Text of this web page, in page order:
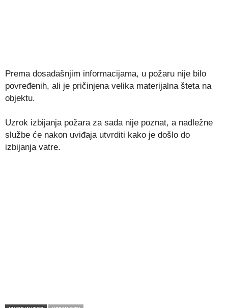
Prema dosadašnjim informacijama, u požaru nije bilo
povređenih, ali je pričinjena velika materijalna šteta na
objektu.
Uzrok izbijanja požara za sada nije poznat, a nadležne
službe će nakon uviđaja utvrditi kako je došlo do
izbijanja vatre.